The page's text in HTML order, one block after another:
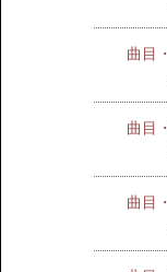
曲目
曲目
曲目